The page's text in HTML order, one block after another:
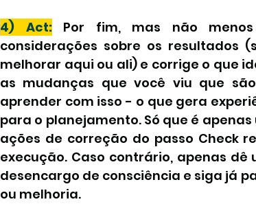
4) Act: Por fim, mas não
considerações sobre os resultados
melhorar aqui ou ali) e corrige o que
as mudanças que você viu que
aprender com isso - o que gera
para o planejamento. Só que é
ações de correção do passo Check
execução. Caso contrário, apenas
desencargo de consciência e siga já
ou melhoria.